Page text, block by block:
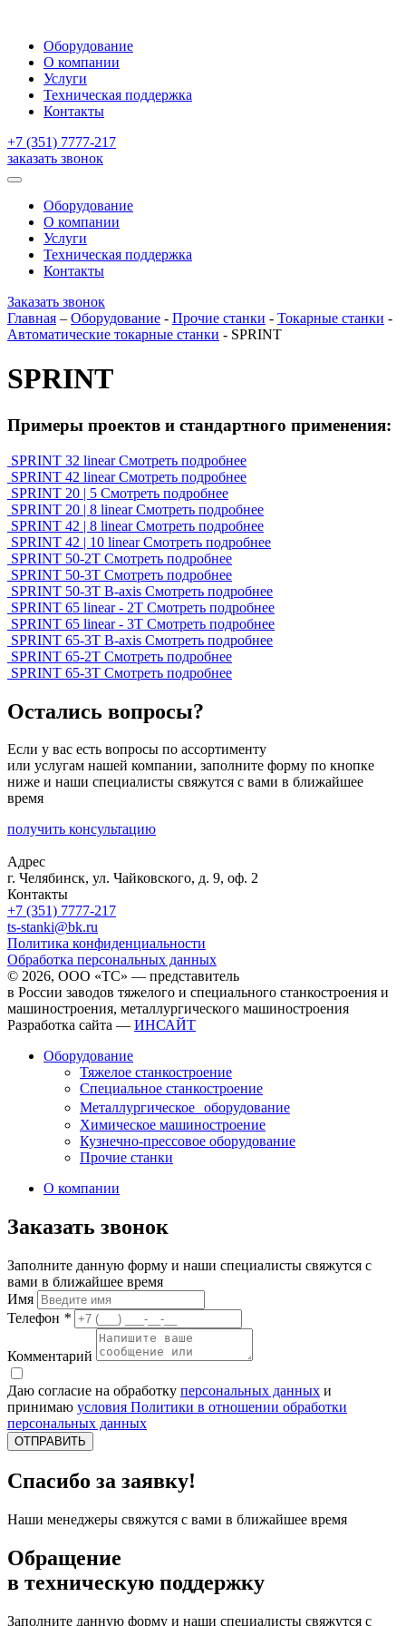
Оборудование
О компании
Услуги
Техническая поддержка
Контакты
+7 (351) 7777-217
заказать звонок
Оборудование
О компании
Услуги
Техническая поддержка
Контакты
Заказать звонок
Главная – Оборудование - Прочие станки - Токарные станки -
Автоматические токарные станки - SPRINT
SPRINT
Примеры проектов и стандартного применения:
SPRINT 32 linear Смотреть подробнее
SPRINT 42 linear Смотреть подробнее
SPRINT 20 | 5 Смотреть подробнее
SPRINT 20 | 8 linear Смотреть подробнее
SPRINT 42 | 8 linear Смотреть подробнее
SPRINT 42 | 10 linear Смотреть подробнее
SPRINT 50-2T Смотреть подробнее
SPRINT 50-3T Смотреть подробнее
SPRINT 50-3T B-axis Смотреть подробнее
SPRINT 65 linear - 2T Смотреть подробнее
SPRINT 65 linear - 3T Смотреть подробнее
SPRINT 65-3T B-axis Смотреть подробнее
SPRINT 65-2T Смотреть подробнее
SPRINT 65-3T Смотреть подробнее
Остались вопросы?
Если у вас есть вопросы по ассортименту
или услугам нашей компании, заполните форму по кнопке
ниже и наши специалисты свяжутся с вами в ближайшее
время
получить консультацию
Адрес
г. Челябинск, ул. Чайковского, д. 9, оф. 2
Контакты
+7 (351) 7777-217
ts-stanki@bk.ru
Политика конфиденциальности
Обработка персональных данных
© 2026, ООО «ТС» — представитель
в России заводов тяжелого и специального станкостроения и
машиностроения, металлургического машиностроения
Разработка сайта — ИНСАЙТ
Оборудование
Тяжелое станкостроение
Специальное станкостроение
Металлургическое оборудование
Химическое машиностроение
Кузнечно-прессовое оборудование
Прочие станки
О компании
Заказать звонок
Заполните данную форму и наши специалисты свяжутся с
вами в ближайшее время
Имя
Телефон *
Комментарий
Даю согласие на обработку персональных данных и
принимаю условия Политики в отношении обработки
персональных данных
ОТПРАВИТЬ
Спасибо за заявку!
Наши менеджеры свяжутся с вами в ближайшее время
Обращение
в техническую поддержку
Заполните данную форму и наши специалисты свяжутся с